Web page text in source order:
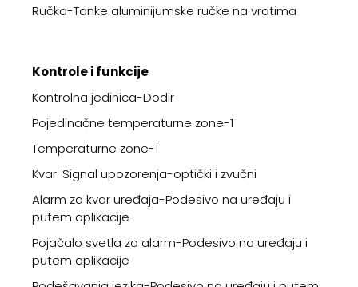
Ručka-Tanke aluminijumske ručke na vratima
Kontrole i funkcije
Kontrolna jedinica-Dodir
Pojedinačne temperaturne zone-1
Temperaturne zone-1
Kvar: Signal upozorenja-optički i zvučni
Alarm za kvar uređaja-Podesivo na uređaju i
putem aplikacije
Pojačalo svetla za alarm-Podesivo na uređaju i
putem aplikacije